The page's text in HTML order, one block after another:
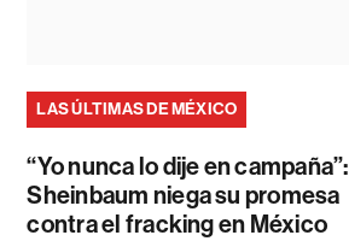
LAS ÚLTIMAS DE MÉXICO
“Yo nunca lo dije en campaña”:
Sheinbaum niega su promesa
contra el fracking en México